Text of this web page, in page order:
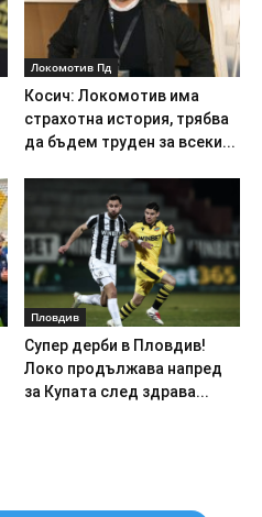
Локомотив Пд
Косич: Локомотив има
страхотна история, трябва
да бъдем труден за всеки...
Пловдив
Супер дерби в Пловдив!
Локо продължава напред
за Купата след здрава...